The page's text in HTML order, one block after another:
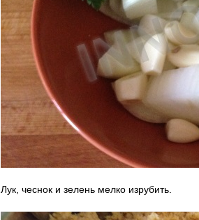
Лук, чеснок и зелень мелко изрубить.